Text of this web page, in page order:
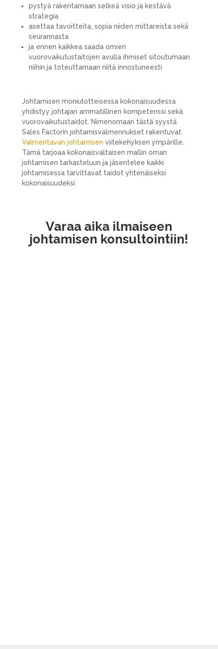
pystyä rakentamaan selkeä visio ja kestävä
strategia
asettaa tavoitteita, sopia niiden mittareista sekä
seurannasta
ja ennen kaikkea saada omien
vuorovaikutustaitojen avulla ihmiset sitoutumaan
niihin ja toteuttamaan niitä innostuneesti
Johtamisen moniulotteisessa kokonaisuudessa
yhdistyy johtajan ammatillinen kompetenssi sekä
vuorovaikutustaidot. Nimenomaan tästä syystä
Sales Factorin johtamisvalmennukset rakentuvat
Valmentavan johtamisen viitekehyksen ympärille.
Tämä tarjoaa kokonaisvaltaisen mallin oman
johtamisen tarkasteluun ja jäsentelee kaikki
johtamisessa tarvittavat taidot yhtenäiseksi
kokonaisuudeksi.
Varaa aika ilmaiseen
johtamisen konsultointiin!